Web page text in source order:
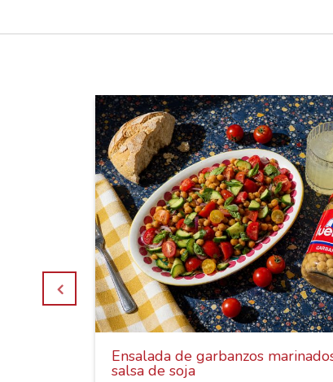
Ensalada de garbanzos
salsa de soja